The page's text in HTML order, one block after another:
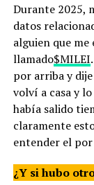
Durante 2025,
datos
alguien que
llamado$MILEI
por arriba y dije
volví a casa y
había salido
claramente
entender el
¿Y si hubo